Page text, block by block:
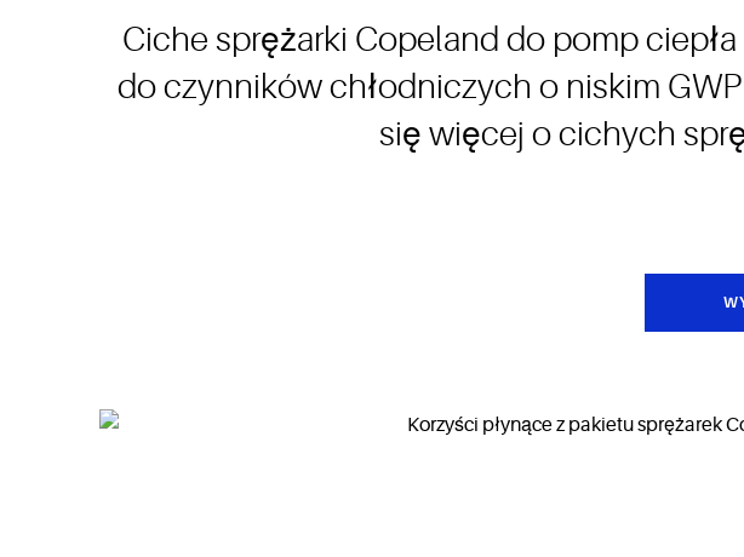
Ciche sprężarki Copeland do pomp
do czynników chłodniczych o niskim
się więcej o cichych